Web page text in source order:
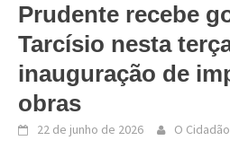
Prudente recebe
Tarcísio nesta
inauguração de
obras
22 de junho de 2026 O